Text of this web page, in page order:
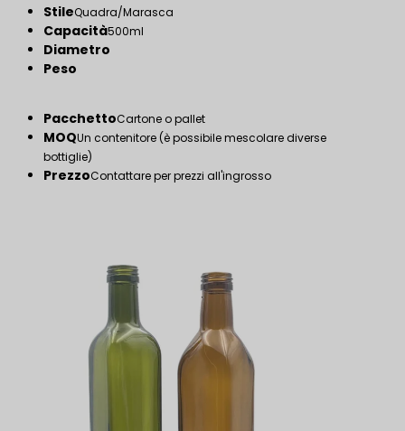
StileQuadra/Marasca
Capacità500ml
Diametro
Peso
PacchettoCartone o pallet
MOQUn contenitore (è possibile mescolare diverse
bottiglie)
PrezzoContattare per prezzi all'ingrosso